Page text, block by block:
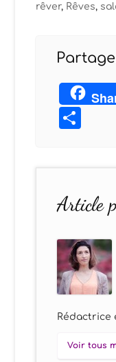
rêver, Rêves,
Article
Rédactrice
Voir tous